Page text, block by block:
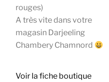
rouges)
A très vite dans votre
magasin Darjeeling
Chambery Chamnord
Voir la fiche boutique